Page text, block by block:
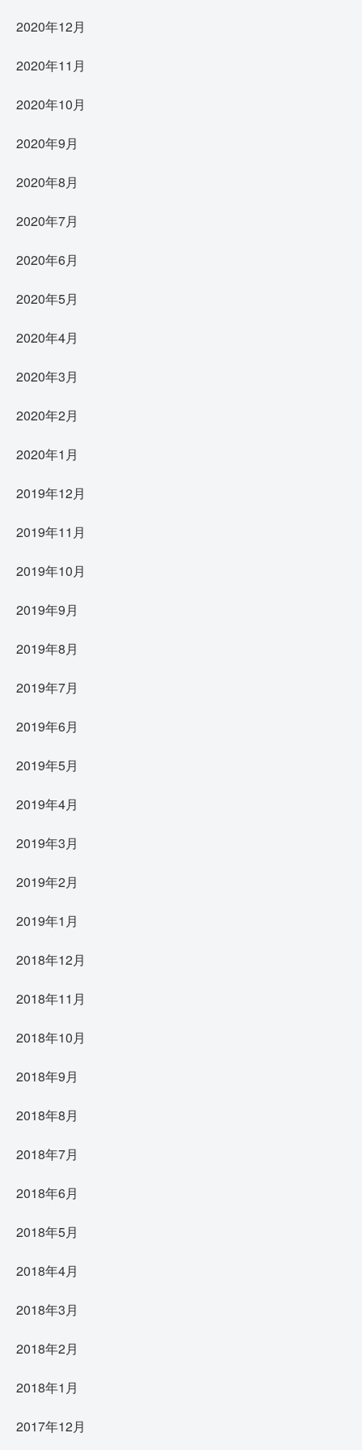
2020年12月
2020年11月
2020年10月
2020年9月
2020年8月
2020年7月
2020年6月
2020年5月
2020年4月
2020年3月
2020年2月
2020年1月
2019年12月
2019年11月
2019年10月
2019年9月
2019年8月
2019年7月
2019年6月
2019年5月
2019年4月
2019年3月
2019年2月
2019年1月
2018年12月
2018年11月
2018年10月
2018年9月
2018年8月
2018年7月
2018年6月
2018年5月
2018年4月
2018年3月
2018年2月
2018年1月
2017年12月